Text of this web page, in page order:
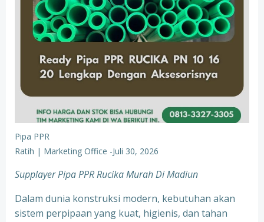
Pipa PPR
Ratih | Marketing Office -Juli 30, 2026
Supplayer Pipa PPR Rucika Murah Di Madiun
Dalam dunia konstruksi modern, kebutuhan akan
sistem perpipaan yang kuat, higienis, dan tahan